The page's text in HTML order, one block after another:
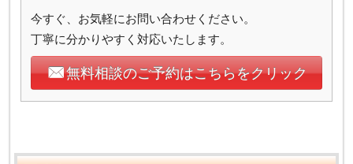
今すぐ、お気軽にお問い合わせください。
丁寧に分かりやすく対応いたします。
無料相談のご予約はこちらをクリック